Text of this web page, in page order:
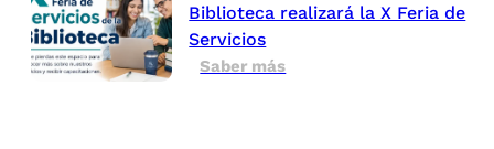
Biblioteca realizará la X Feria de
Servicios
Saber más